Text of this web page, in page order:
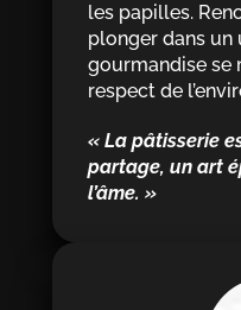
les papilles.
plonger dans un
gourmandise se
respect de
« La pâtisserie
partage, un art
l’âme. »